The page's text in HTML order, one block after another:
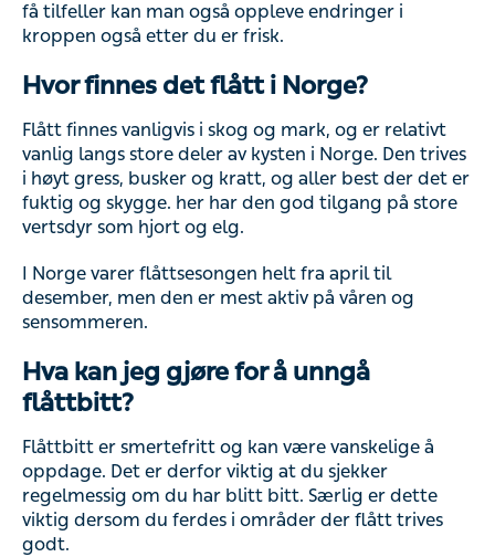
få tilfeller kan man også oppleve endringer i
kroppen også etter du er frisk.
Hvor finnes det flått i Norge?
Flått finnes vanligvis i skog og mark, og er relativt
vanlig langs store deler av kysten i Norge. Den trives
i høyt gress, busker og kratt, og aller best der det er
fuktig og skygge. her har den god tilgang på store
vertsdyr som hjort og elg.
I Norge varer flåttsesongen helt fra april til
desember, men den er mest aktiv på våren og
sensommeren.
Hva kan jeg gjøre for å unngå
flåttbitt?
Flåttbitt er smertefritt og kan være vanskelige å
oppdage. Det er derfor viktig at du sjekker
regelmessig om du har blitt bitt. Særlig er dette
viktig dersom du ferdes i områder der flått trives
godt.